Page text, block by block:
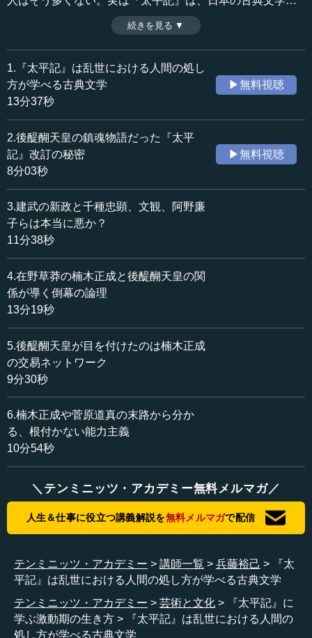
中でも特異な性質を持ち、後の日本に実に大きな影響を与
えたのである。混乱の世を描いた『太平記』から、いまわ
れわれ現代人が学ぶべきこととは何か――。（全6話中第1
話）
※インタビュアー：川上達史（テンミニッツTV編集長）
収録日：2020年8月26日
追加日：2020年11月1日
カテゴリー：
歴史・民族
≪全文≫
●『太平記』は徳川光圀によって発見された
平記』の世界、激動期の生き方というテーマでお話をいた
だきます。兵藤先生、どうぞよろしくお願いいたします。
兵藤 よろしくお願いします。
―― 兵藤先生は、岩波文庫の『太平記』全6巻の校注も務
められました。この校注の元になった『太平記』は、どの
ような本だったのでしょうか。
兵藤 京都に龍安寺という、大変有名な禅宗のお寺があり
ます。その龍安寺が、古く室町時代からずっと所蔵してい
例えば元禄時代、徳川光圀が『大日本史』をつくる時
に、『太平記』を参考にします。日本の歴史を書く時に、
いろいろなところの『太平記』の本を探した結果、発見し
た本の一つなのです。
龍安寺の所蔵する『太平記』は、徳川光圀がつくった
『大日本史』の時代から引用されているのですが、今まで
一般の人が手に取れるような、例えば文庫本や古典全集と
いして許可をもらい、これを活字本にして注釈を付けたの
です。始めてから完成するまで12年かかりました。
―― 12年？ そうですか。
続きを見る ▼
1.『太平記』は乱世における人間の処し
方が学べる古典文学
13分37秒
▶無料視聴
2.後醍醐天皇の鎮魂物語だった『太平
記』改訂の秘密
8分03秒
▶無料視聴
3.建武の新政と千種忠顕、文観、阿野廉
子らは本当に悪か？
11分38秒
4.在野草莽の楠木正成と後醍醐天皇の関
係が導く倒幕の論理
13分19秒
5.後醍醐天皇が目を付けたのは楠木正成
の交易ネットワーク
9分30秒
6.楠木正成や菅原道真の末路から分か
る、根付かない能力主義
10分54秒
＼テンミニッツ・アカデミー無料メルマガ／
人生＆仕事に役立つ講義解説を無料メルマガで配信
テンミニッツ・アカデミー 講師一覧 兵藤裕己
『太
平記』は乱世における人間の処し方が学べる古典文学
テンミニッツ・アカデミー
芸術と文化
『太平記』に
学ぶ激動期の生き方
『太平記』は乱世における人間の
処し方が学べる古典文学